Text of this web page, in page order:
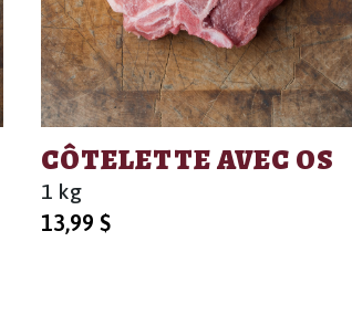
CÔTELETTE AVEC OS
1 kg
13,99$